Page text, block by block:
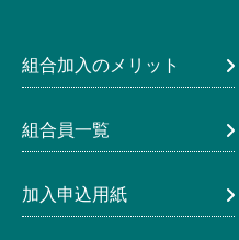
組合加入のメリット
組合員一覧
加入申込用紙